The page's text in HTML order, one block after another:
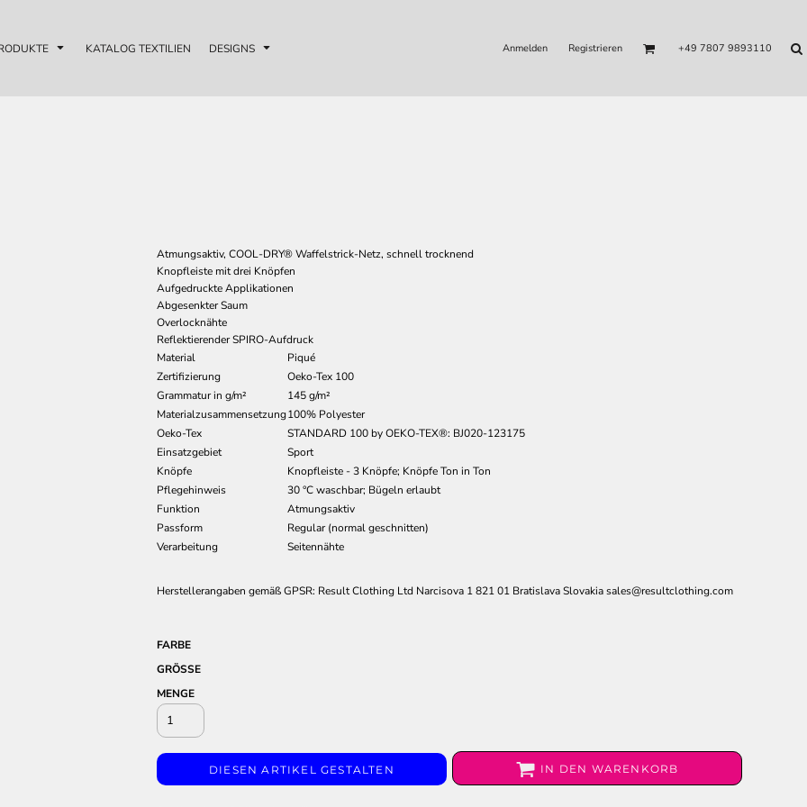
KATALOG TEXTILIEN DESIGNS Anmelden Registrieren +49 7807 9893110
Atmungsaktiv, COOL-DRY® Waffelstrick-Netz, schnell trocknend
Knopfleiste mit drei Knöpfen
Aufgedruckte Applikationen
Abgesenkter Saum
Overlocknähte
Reflektierender SPIRO-Aufdruck
Material
Piqué
Zertifizierung
Oeko-Tex 100
Grammatur in g/m²
145 g/m²
Materialzusammensetzung100% Polyester
Oeko-Tex
STANDARD 100 by OEKO-TEX®: BJ020-123175
Einsatzgebiet
Sport
Knöpfe
Knopfleiste - 3 Knöpfe; Knöpfe Ton in Ton
Pflegehinweis
30 °C waschbar; Bügeln erlaubt
Funktion
Atmungsaktiv
Passform
Regular (normal geschnitten)
Verarbeitung
Seitennähte
Herstellerangaben gemäß GPSR: Result Clothing Ltd Narcisova 1 821 01 Bratislava Slovakia sales@resultclothing.com
FARBE
GRÖSSE
MENGE
DIESEN ARTIKEL GESTALTEN IN DEN WARENKORB